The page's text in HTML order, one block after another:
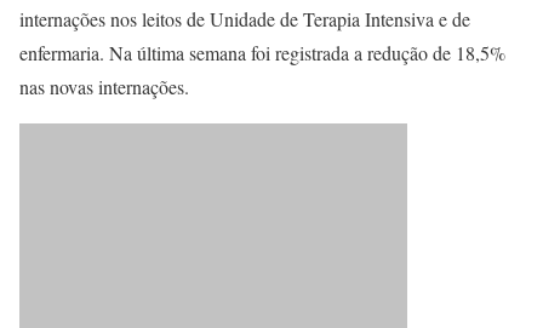
internações nos leitos de Unidade de Terapia Intensiva e de
enfermaria. Na última semana foi registrada a redução de 18,5%
nas novas internações.